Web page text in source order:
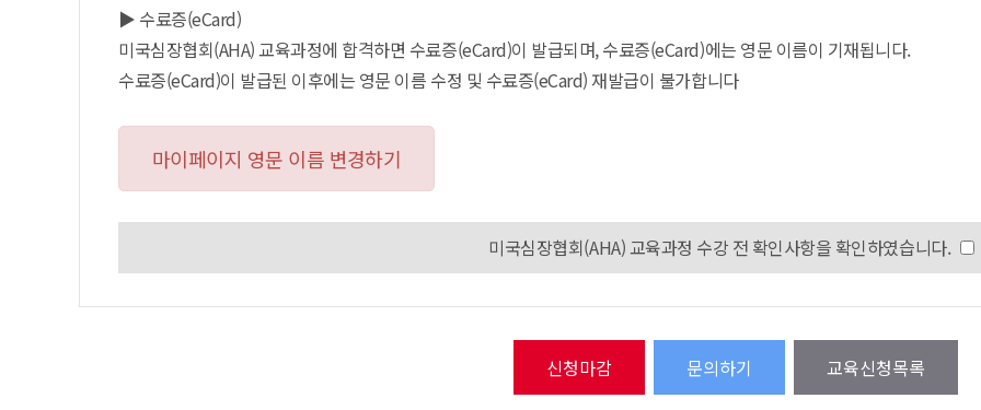
▶ 수료증(eCard)
미국심장협회(AHA) 교육과정에 합격하면 수료증(eCard)이 발급되며, 수료증(eCard)에는 영문 이름이 기재됩니다.
수료증(eCard)이 발급된 이후에는 영문 이름 수정 및 수료증(eCard) 재발급이 불가합니다
마이페이지 영문 이름 변경하기
미국심장협회(AHA) 교육과정 수강 전 확인사항을 확인하였습니다.
문의하기 교육신청목록